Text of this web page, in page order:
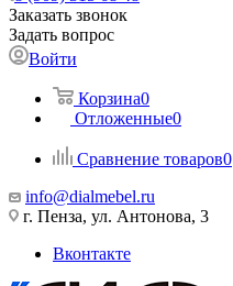
Заказать звонок
Задать вопрос
Войти
Корзина0
Отложенные0
Сравнение товаров0
info@dialmebel.ru
г. Пенза, ул. Антонова, 3
Вконтакте